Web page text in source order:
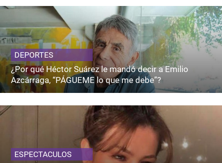
DEPORTES
¿Por qué Héctor Suárez le mandó decir a Emilio
Azcárraga, “PÁGUEME lo que me debe”?
ESPECTACULOS